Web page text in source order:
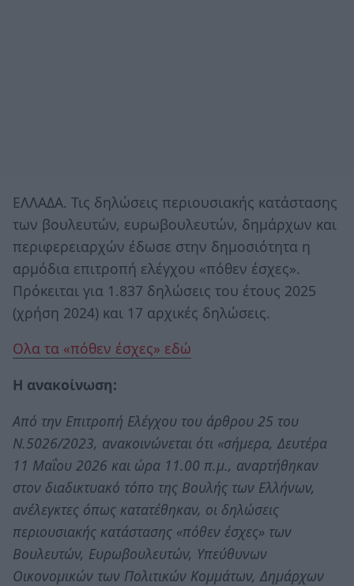
ΕΛΛΑΔΑ. Τις δηλώσεις περιουσιακής κατάστασης
των βουλευτών, ευρωβουλευτών, δημάρχων και
περιφερειαρχών έδωσε στην δημοσιότητα η
αρμόδια επιτροπή ελέγχου «πόθεν έσχες».
Πρόκειται για 1.837 δηλώσεις του έτους 2025
(χρήση 2024) και 17 αρχικές δηλώσεις.
Ολα τα «πόθεν έσχες» εδώ
Η ανακοίνωση:
Από την Επιτροπή Ελέγχου του άρθρου 25 του
Ν.5026/2023, ανακοινώνεται ότι «σήμερα, Δευτέρα
11 Μαΐου 2026 και ώρα 11.00 π.μ., αναρτήθηκαν
στον διαδικτυακό τόπο της Βουλής των Ελλήνων,
ανέλεγκτες όπως κατατέθηκαν, οι δηλώσεις
περιουσιακής κατάστασης «πόθεν έσχες» των
Βουλευτών, Ευρωβουλευτών, Υπεύθυνων
Οικονομικών των Πολιτικών Κομμάτων, Δημάρχων